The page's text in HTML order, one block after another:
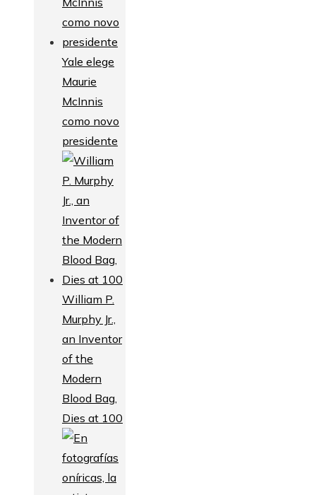
Yale elege
Maurie
McInnis
como novo
presidente
William P.
Murphy Jr.,
an Inventor
of the
Modern
Blood Bag,
Dies at 100